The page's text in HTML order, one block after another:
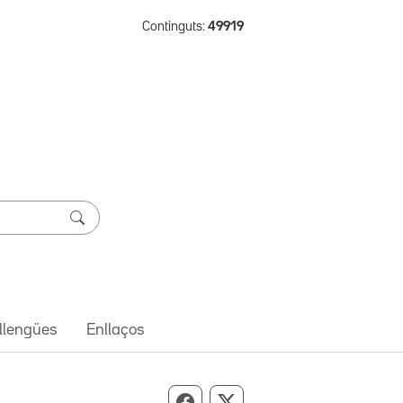
Continguts: 49919
Enllaços